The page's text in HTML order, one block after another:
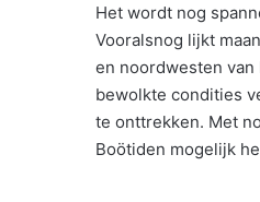
Het wordt nog
Vooralsnog lijkt
en noordwesten
bewolkte condities
te onttrekken. Met
Boötiden mogelijk